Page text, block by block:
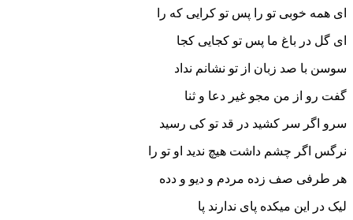
ای همه خوبی تو را پس تو کرایی که را
ای گل در باغ ما پس تو کجایی کجا
سوسن با صد زبان از تو نشانم نداد
گفت رو از من مجو غیر دعا و ثنا
سرو اگر سر کشید در قد تو کی رسید
نرگس اگر چشم داشت هیچ ندید او تو را
هر طرفی صف زده مردم و دیو و دده
لیک در این میکده پای ندارند پا